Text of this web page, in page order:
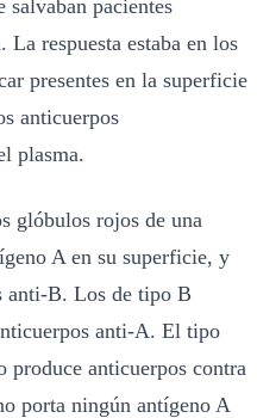
salvaban pacientes
La respuesta estaba en los
presentes en la superficie
anticuerpos
plasma.
glóbulos rojos de una
A en su superficie, y
anti-B. Los de tipo B
anti-A. El tipo
produce anticuerpos contra
porta ningún antígeno A